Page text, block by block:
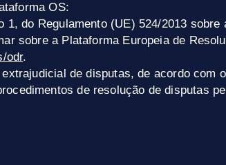
OS:
1, do Regulamento (UE) 524/2013
sobre a Plataforma Europeia de
odr.
de disputas, de acordo com
de resolução de disputas